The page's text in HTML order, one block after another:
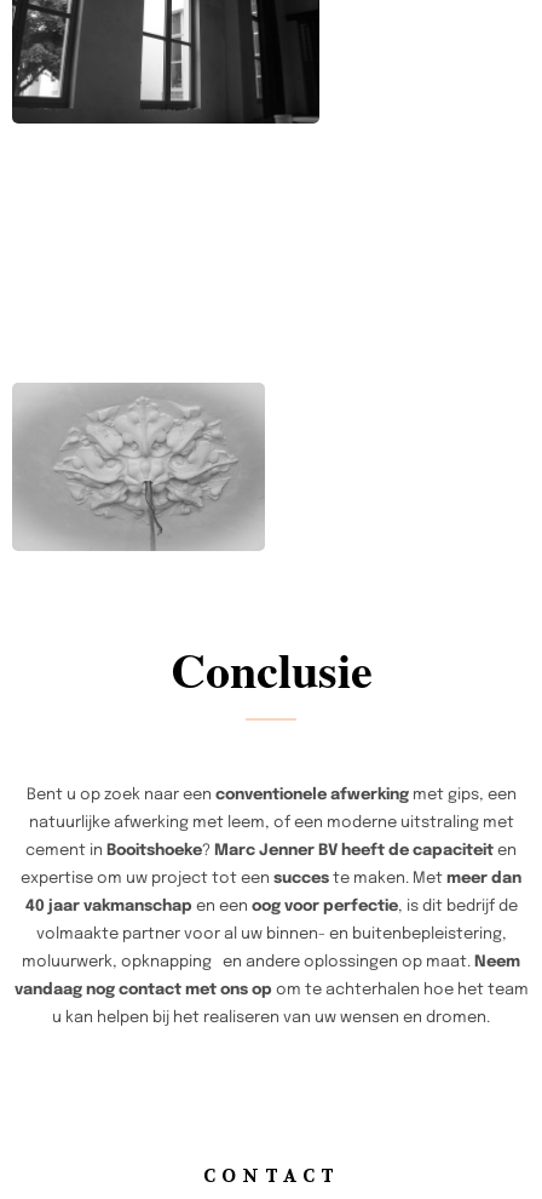
Conclusie
Bent u op zoek naar een conventionele afwerkingmet gips, een
natuurlijke afwerking met leem, of een moderne uitstraling met
cement in Booitshoeke? Marc Jenner BV heeft de capaciteit en
expertise om uw project tot een succes te maken. Met meer dan
40 jaar vakmanschap en een oog voor perfectie, is dit bedrijf de
volmaakte partner voor al uw binnen- en buitenbepleistering,
moluurwerk, opknapping en andere oplossingen op maat. Neem
vandaag nog contact met ons op om te achterhalen hoe het team
u kan helpen bij het realiseren van uw wensen en dromen.
CONTACT